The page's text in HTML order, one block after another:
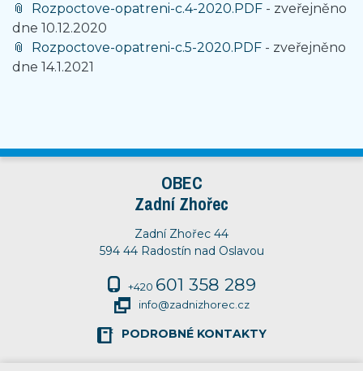
Rozpoctove-opatreni-c.4-2020.PDF- zveřejněno
dne 10.12.2020
Rozpoctove-opatreni-c.5-2020.PDF- zveřejněno
dne 14.1.2021
OBEC
Zadní Zhořec
Zadní Zhořec 44
594 44 Radostín nad Oslavou
+420 601 358 289
info@zadnizhorec.cz
PODROBNÉ KONTAKTY